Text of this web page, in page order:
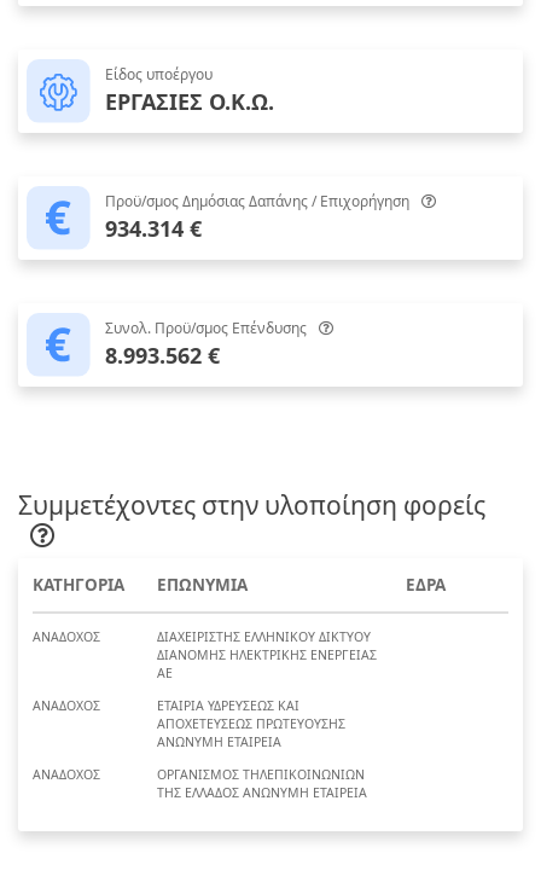
Είδος υποέργου
ΕΡΓΑΣΙΕΣ Ο.Κ.Ω.
Προϋ/σμος Δημόσιας Δαπάνης / Επιχορήγηση
934.314 €
Συνολ. Προϋ/σμος Επένδυσης
8.993.562 €
Συμμετέχοντες στην υλοποίηση φορείς
ΚΑΤΗΓΟΡΙΑ ΕΠΩΝΥΜΙΑ ΕΔΡΑ
ΑΝΑΔΟΧΟΣ
ΔΙΑΧΕΙΡΙΣΤΗΣ ΕΛΛΗΝΙΚΟΥ ΔΙΚΤΥΟΥ
ΔΙΑΝΟΜΗΣ ΗΛΕΚΤΡΙΚΗΣ ΕΝΕΡΓΕΙΑΣ
ΑΕ
ΑΝΑΔΟΧΟΣ
ΕΤΑΙΡΙΑ ΥΔΡΕΥΣΕΩΣ ΚΑΙ
ΑΠΟΧΕΤΕΥΣΕΩΣ ΠΡΩΤΕΥΟΥΣΗΣ
ΑΝΩΝΥΜΗ ΕΤΑΙΡΕΙΑ
ΑΝΑΔΟΧΟΣ
ΟΡΓΑΝΙΣΜΟΣ ΤΗΛΕΠΙΚΟΙΝΩΝΙΩΝ
ΤΗΣ ΕΛΛΑΔΟΣ ΑΝΩΝΥΜΗ ΕΤΑΙΡΕΙΑ